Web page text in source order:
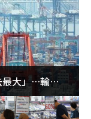
最大」…輸出